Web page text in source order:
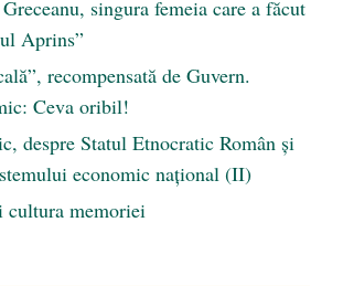
singura femeia care a făcut
Aprins”
recompensată de Guvern.
Ceva oribil!
despre Statul Etnocratic Român şi
economic naţional (II)
cultura memoriei